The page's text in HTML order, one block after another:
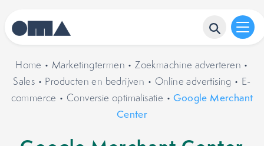
Home • Marketingtermen •Zoekmachine adverteren •
Sales • Producten en bedrijven • Online advertising • E-
commerce • Conversie optimalisatie •Google Merchant
Center